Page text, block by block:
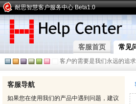
耐思智慧客户服务中心 Beta1.0
客服首页 常见
客户的需要是我们永远的追
客服导航
如果您在使用我们的产品中遇到问题，建议